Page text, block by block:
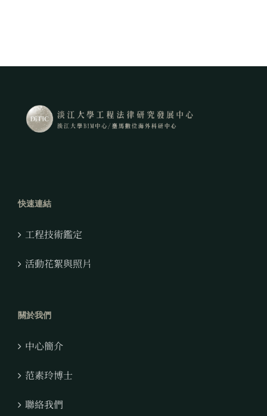
快速連結
工程技術鑑定
活動花絮與照片
關於我們
中心簡介
范素玲博士
聯絡我們